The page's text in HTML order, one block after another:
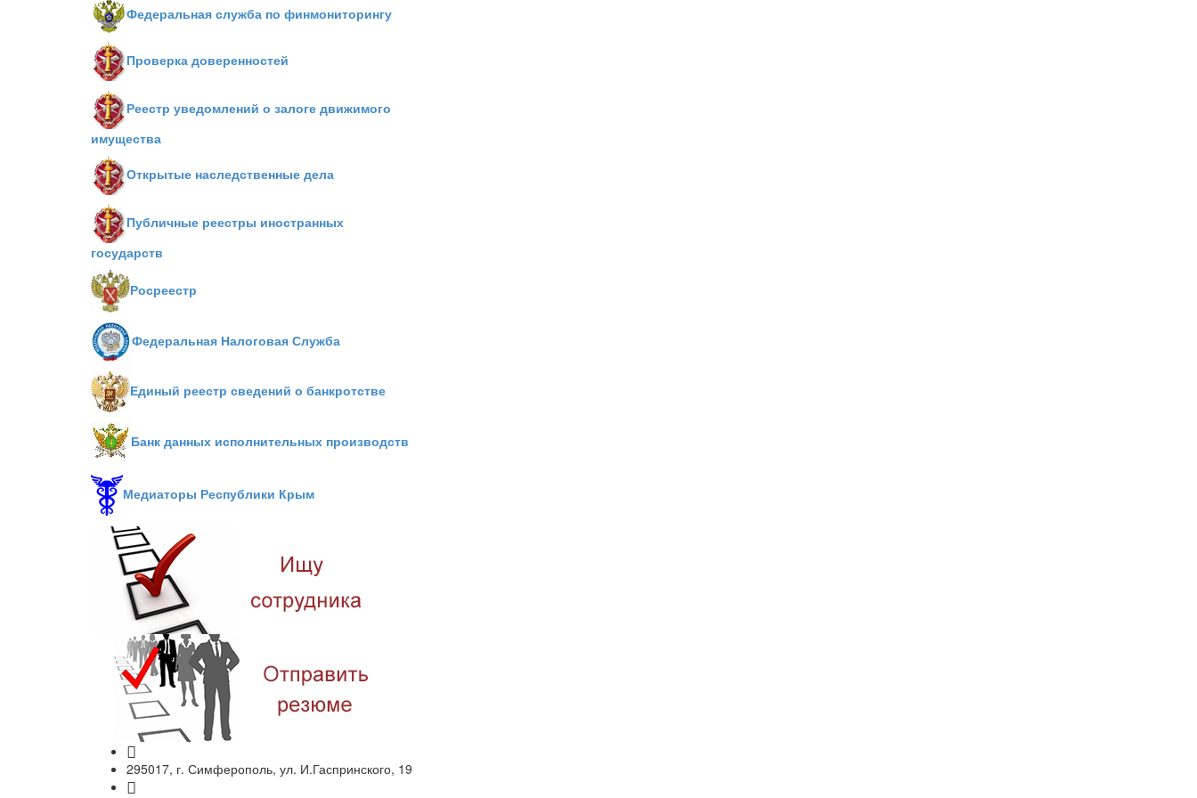
Федеральная служба по финмониторингу
Проверка доверенностей
Реестр уведомлений о залоге движимого
имущества
Открытые наследственные дела
Публичные реестры иностранных
государств
Росреестр
Федеральная Налоговая Служба
Единый реестр сведений о банкротстве
Банк данных исполнительных производств
Медиаторы Республики Крым
295017, г. Симферополь, ул. И.Гаспринского, 19